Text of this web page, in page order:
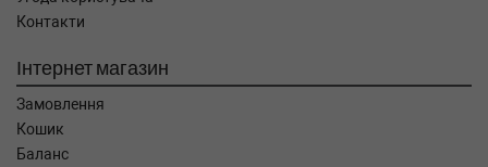
Контакти
Інтернет магазин
Замовлення
Кошик
Баланс